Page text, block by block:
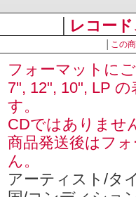
レコー
この
フォーマットに
7", 12", 10", LP
す。
CDではありませ
商品発送後はフ
ん。
アーティスト/タ